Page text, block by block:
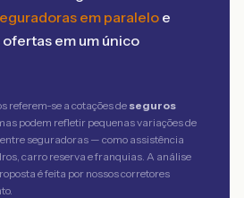
em paralelo e
em um único
referem-se a cotações de seguros
podem refletir pequenas variações de
seguradoras — como assistência
carro reserva e franquias. A análise
é feita por nossos corretores